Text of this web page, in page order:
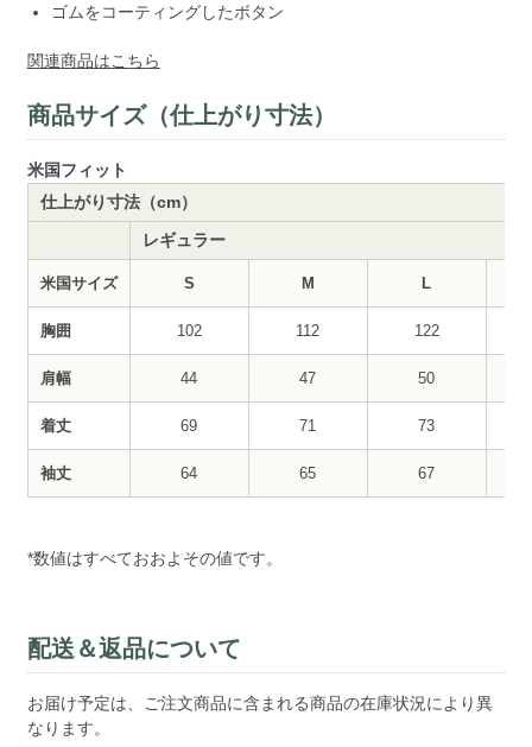
ゴムをコーティングしたボタン
関連商品はこちら
商品サイズ（仕上がり寸法）
米国フィット
仕上がり寸法（cm）
レギュラー
米国サイズ S M L
胸囲 102 112 122
肩幅 44 47 50
着丈 69 71 73
袖丈 64 65 67
*数値はすべておおよその値です。
配送＆返品について
お届け予定は、ご注文商品に含まれる商品の在庫状況により異
なります。